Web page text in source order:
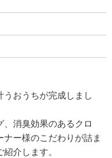
おうちが完成しまし
消臭効果のあるクロ
ー様のこだわりが詰ま
介します。